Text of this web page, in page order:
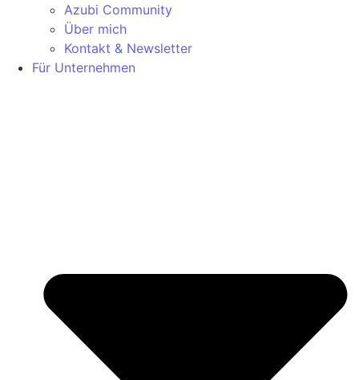
Azubi Community
Über mich
Kontakt & Newsletter
Für Unternehmen